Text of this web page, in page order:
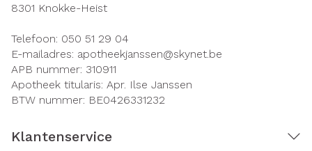
8301 Knokke-Heist
Telefoon: 050 51 29 04
E-mailadres: apotheekjanssen@skynet.be
APB nummer: 310911
Apotheek titularis: Apr. Ilse Janssen
BTW nummer: BE0426331232
Klantenservice